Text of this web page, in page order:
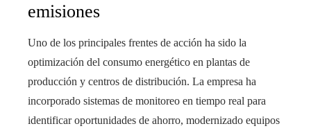
emisiones
Uno de los principales frentes de acción ha sido la
optimización del consumo energético en plantas de
producción y centros de distribución. La empresa ha
incorporado sistemas de monitoreo en tiempo real para
identificar oportunidades de ahorro, modernizado equipos